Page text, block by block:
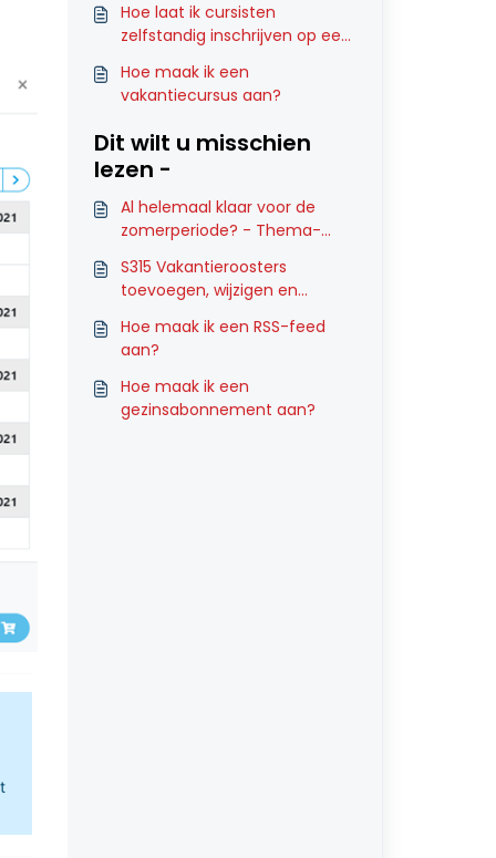
Hoe laat ik cursisten
zelfstandig inschrijven op een
Hoe maak ik een
vakantiecursus aan?
Dit wilt u misschien
lezen -
Al helemaal klaar voor de
zomerperiode? - Thema-
S315 Vakantieroosters
toevoegen, wijzigen en
Hoe maak ik een RSS-feed
aan?
Hoe maak ik een
gezinsabonnement aan?